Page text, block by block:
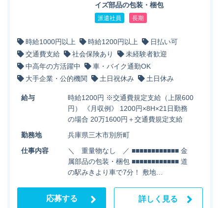
イズ部品の包装・梱包
派遣社員 長期
時給1000円以上 時給1200円以上
日払い可
交通費支給
社会保険あり
未経験者歓迎
中高年の方活躍中
車・バイク通勤OK
大手企業・公的機関
土日祝休み 土日休み
給与
時給1200円 ※交通費規定支給（上限600
円） 《月収例》 1200円×8H×21日勤務
の場合 20万1600円＋交通費規定支給
勤務地
兵庫県三木市別所町
仕事内容
＼ 重量物なし ／ ■■■■■■■■■■■■ 金
属部品の包装・梱包 ■■■■■■■■■■■■ 道
の駅みきより車で7分！ 敷地…
応募する 詳しく見る